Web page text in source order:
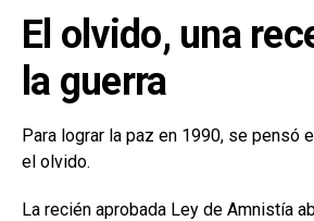
El olvido, una
la guerra
Para lograr la paz en 1990, se pensó
el olvido.
La recién aprobada Ley de Amnistía